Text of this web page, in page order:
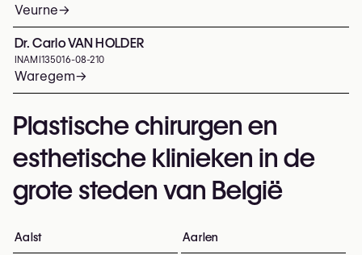
Veurne→
Dr. Carlo VAN HOLDER
INAMI 135016-08-210
Waregem→
Plastische chirurgen en
esthetische klinieken in de
grote steden van België
Aalst Aarlen